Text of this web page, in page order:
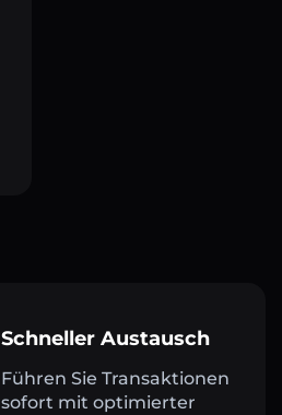
Schneller Austausch
Führen Sie Transaktionen
sofort mit optimierter